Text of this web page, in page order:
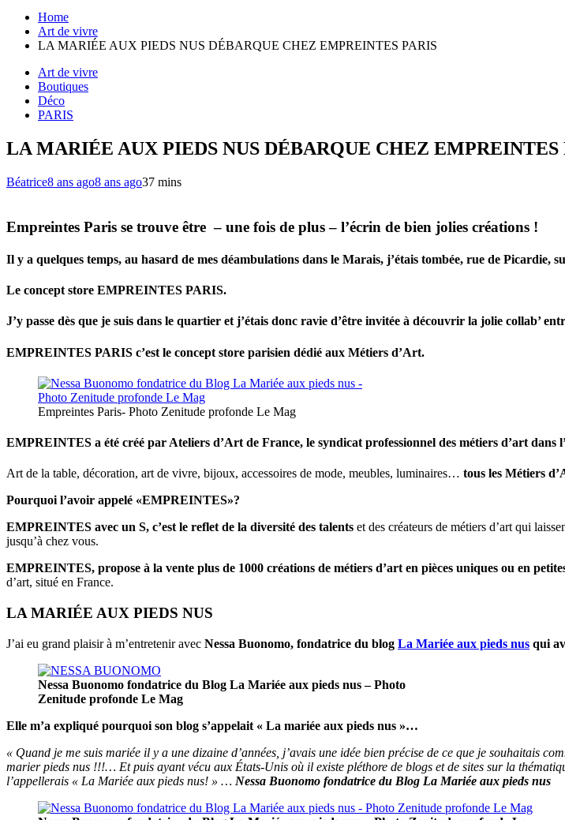
Home
Art de vivre
LA MARIÉE AUX PIEDS NUS DÉBARQUE CHEZ EMPREINTES PARIS
Art de vivre
Boutiques
Déco
PARIS
LA MARIÉE AUX PIEDS NUS DÉBARQUE CHEZ EMPREINTES
Béatrice8 ans ago8 ans ago37 mins
Empreintes Paris se trouve être – une fois de plus – l’écrin de bien jolies créations !
Il y a quelques temps, au hasard de mes déambulations dans le Marais, j’étais tombée, rue de Picardie,
Le concept store EMPREINTES PARIS.
J’y passe dès que je suis dans le quartier et j’étais donc ravie d’être invitée à découvrir la jolie collab’
EMPREINTES PARIS c’est le concept store parisien dédié aux Métiers d’Art.
Empreintes Paris- Photo Zenitude profonde Le Mag
EMPREINTES a été créé par Ateliers d’Art de France, le syndicat professionnel des métiers d’art
Art de la table, décoration, art de vivre, bijoux, accessoires de mode, meubles, luminaires… tous les Métiers
Pourquoi l’avoir appelé «EMPREINTES»?
EMPREINTES avec un S, c’est le reflet de la diversité des talents et des créateurs de métiers d’art qui
jusqu’à chez vous.
EMPREINTES, propose à la vente plus de 1000 créations de métiers d’art en pièces uniques ou en
d’art, situé en France.
LA MARIÉE AUX PIEDS NUS
J’ai eu grand plaisir à m’entretenir avec Nessa Buonomo, fondatrice du blog La Mariée aux pieds nus qui
Nessa Buonomo fondatrice du Blog La Mariée aux pieds nus – Photo
Zenitude profonde Le Mag
Elle m’a expliqué pourquoi son blog s’appelait « La mariée aux pieds nus »…
« Quand je me suis mariée il y a une dizaine d’années, j’avais une idée bien précise de ce que je souhaitais
marier pieds nus !!!… Et puis ayant vécu aux États-Unis où il existe pléthore de blogs et de sites sur la
l’appellerais « La Mariée aux pieds nus! » … Nessa Buonomo fondatrice du Blog La Mariée aux pieds nus